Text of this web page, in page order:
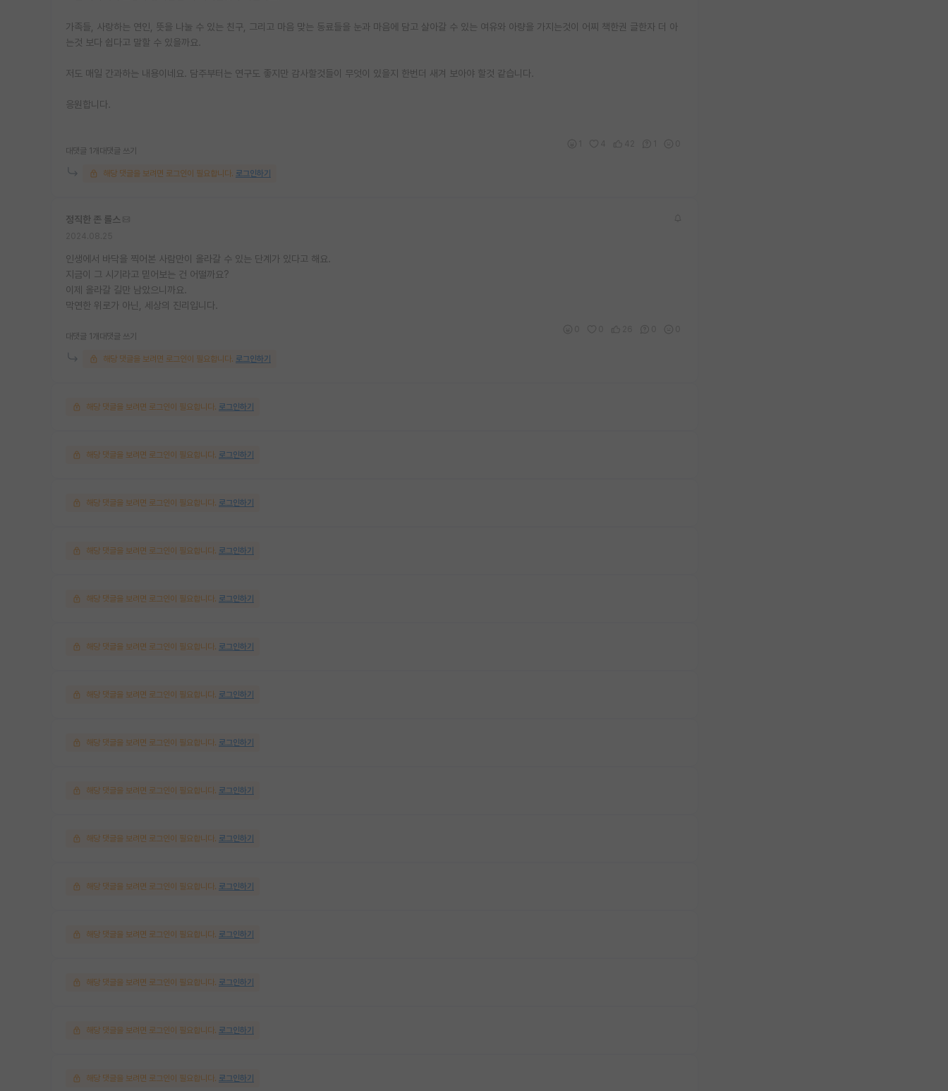
가족들, 사랑하는 연인, 뜻을 나눌 수 있는 친구, 그리고 마음 맞는 동료들을 눈과 마음에 담고 살아갈 수 있는 여유와 아량을 가지는것이 어찌 책한권 글한자 더 아
는것 보다 쉽다고 말할 수 있을까요.
저도 매일 간과하는 내용이네요. 담주부터는 연구도 좋지만 감사할것들이 무엇이 있을지 한번더 새겨 보아야 할것 같습니다.
응원합니다.
대댓글 1개 대댓글 쓰기
해당 댓글을 보려면 로그인이 필요합니다. 로그인하기
정직한 존 롤스
인생에서 바닥을 찍어본 사람만이 올라갈 수 있는 단계가 있다고 해요.
지금이 그 시기라고 믿어보는 건 어떨까요?
이제 올라갈 길만 남았으니까요.
막연한 위로가 아닌, 세상의 진리입니다.
대댓글 1개 대댓글 쓰기
해당 댓글을 보려면 로그인이 필요합니다. 로그인하기
해당 댓글을 보려면 로그인이 필요합니다. 로그인하기
해당 댓글을 보려면 로그인이 필요합니다. 로그인하기
해당 댓글을 보려면 로그인이 필요합니다. 로그인하기
해당 댓글을 보려면 로그인이 필요합니다. 로그인하기
해당 댓글을 보려면 로그인이 필요합니다. 로그인하기
해당 댓글을 보려면 로그인이 필요합니다. 로그인하기
해당 댓글을 보려면 로그인이 필요합니다. 로그인하기
해당 댓글을 보려면 로그인이 필요합니다. 로그인하기
해당 댓글을 보려면 로그인이 필요합니다. 로그인하기
해당 댓글을 보려면 로그인이 필요합니다. 로그인하기
해당 댓글을 보려면 로그인이 필요합니다. 로그인하기
해당 댓글을 보려면 로그인이 필요합니다. 로그인하기
해당 댓글을 보려면 로그인이 필요합니다. 로그인하기
해당 댓글을 보려면 로그인이 필요합니다. 로그인하기
해당 댓글을 보려면 로그인이 필요합니다. 로그인하기